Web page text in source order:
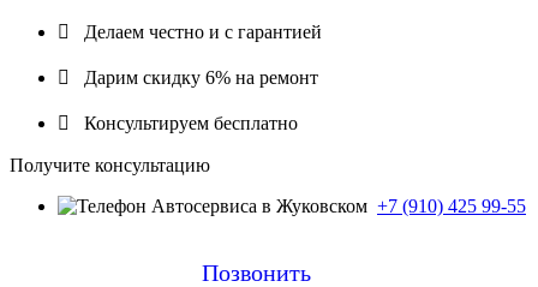
 Делаем честно и с гарантией
 Дарим скидку 6% на ремонт
 Консультируем бесплатно
Получите консультацию
+7 (910) 425 99-55
Позвонить